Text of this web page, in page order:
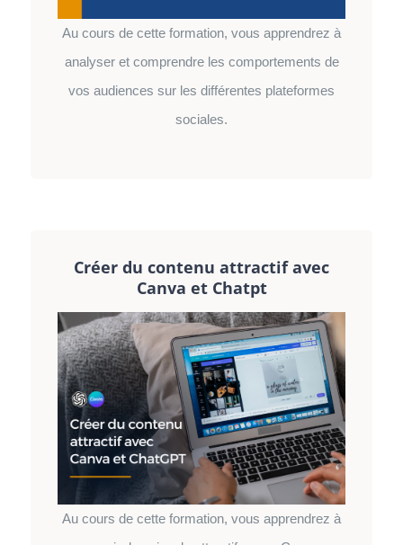
Au cours de cette formation, vous apprendrez à
analyser et comprendre les comportements de
vos audiences sur les différentes plateformes
sociales.
Créer du contenu attractif avec
Canva et Chatpt
Au cours de cette formation, vous apprendrez à